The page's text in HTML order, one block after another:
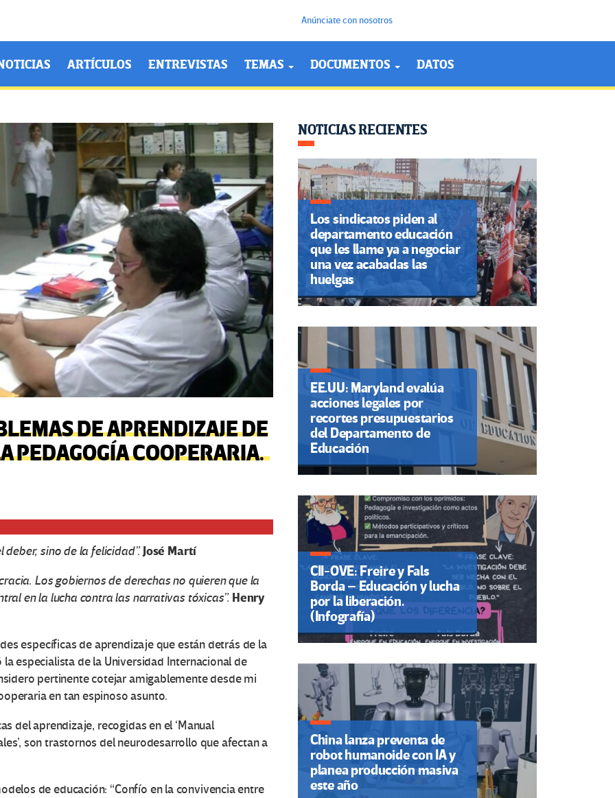
Anúnciate con nosotros
ARTÍCULOS ENTREVISTAS TEMAS DOCUMENTOS DATOS
DE APRENDIZAJE DE
PEDAGOGÍA COOPERARIA.
deber, sino de la felicidad”.José Martí
Los gobiernos de derechas no quieren que la
en la lucha contra las narrativas tóxicas”. Henry
específicas de aprendizaje que están detrás de la
especialista de la Universidad Internacional de
pertinente cotejar amigablemente desde mi
en tan espinoso asunto.
del aprendizaje, recogidas en el ‘Manual
son trastornos del neurodesarrollo que afectan a
de educación: “Confío en la convivencia entre
NOTICIAS RECIENTES
Los sindicatos piden al
departamento educación
que les llame ya a negociar
una vez acabadas las
huelgas
EE.UU: Maryland evalúa
acciones legales por
recortes presupuestarios
del Departamento de
Educación
CII-OVE: Freire y Fals
Borda – Educación y lucha
por la liberación.
(Infografía)
China lanza preventa de
robot humanoide con IA y
planea producción masiva
este año